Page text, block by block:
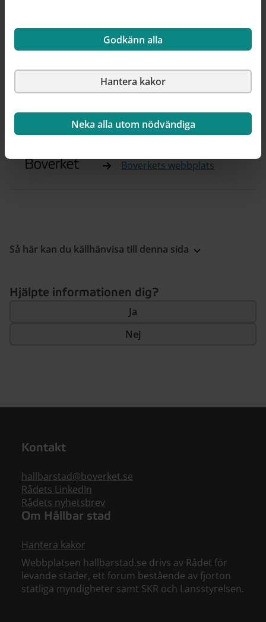
Godkänn alla
Hantera kakor
Neka alla utom nödvändiga
Naturvårdsverket
Naturvårdsverkets
Boverkets webbplats
Så här kan du källhänvisa till denna sida
Hjälpte informationen dig?
Ja
Nej
Kontakt
hallbarstad@boverket.se
Rådets LinkedIn
Rådets nyhetsbrev
Om Hållbar stad
Hantera kakor
Webbplatsen hallbarstad.se drivs av Rådet för
levande städer, ett forum bestående av fjorton
statliga myndigheter samt SKR och Länsstyrelsen.